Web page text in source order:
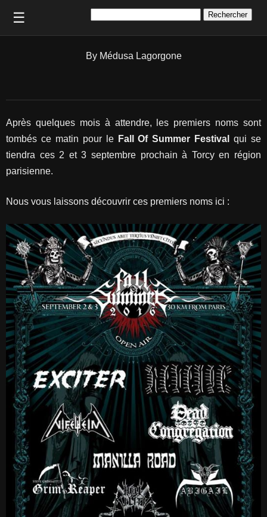
☰
By Médusa Lagorgone
Après quelques mois à attendre, les premiers noms sont
tombés ce matin pour le Fall Of Summer Festival
qui se
tiendra ces 2 et 3 septembre prochain à Torcy en région
parisienne.
Nous vous laissons découvrir ces premiers noms ici :